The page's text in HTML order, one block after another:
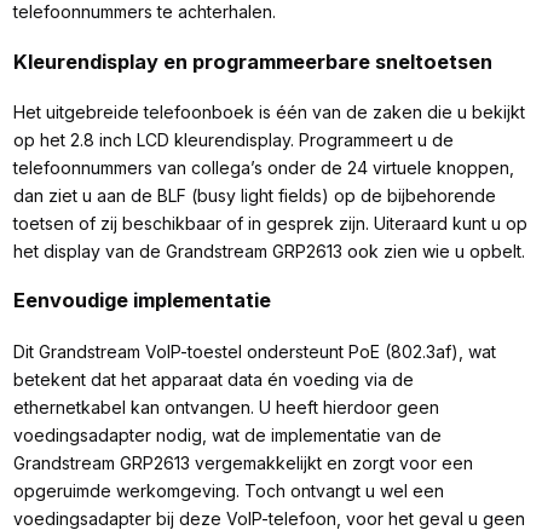
telefoonnummers te achterhalen.
Kleurendisplay en programmeerbare sneltoetsen
Het uitgebreide telefoonboek is één van de zaken die u bekijkt
op het 2.8 inch LCD kleurendisplay. Programmeert u de
telefoonnummers van collega’s onder de 24 virtuele knoppen,
dan ziet u aan de BLF (busy light fields) op de bijbehorende
toetsen of zij beschikbaar of in gesprek zijn. Uiteraard kunt u op
het display van de Grandstream GRP2613 ook zien wie u opbelt.
Eenvoudige implementatie
Dit Grandstream VoIP-toestel ondersteunt PoE (802.3af), wat
betekent dat het apparaat data én voeding via de
ethernetkabel kan ontvangen. U heeft hierdoor geen
voedingsadapter nodig, wat de implementatie van de
Grandstream GRP2613 vergemakkelijkt en zorgt voor een
opgeruimde werkomgeving. Toch ontvangt u wel een
voedingsadapter bij deze VoIP-telefoon, voor het geval u geen